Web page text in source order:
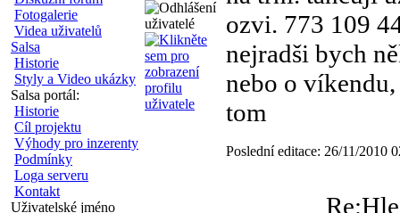
Fotogalerie
Videa uživatelů
Salsa
Historie
Styly a Video ukázky
Salsa portál:
Historie
Cíl projektu
Výhody pro inzerenty
Podmínky
Loga serveru
Kontakt
Uživatelské jméno
ozvi. 773 109
nejradši bych
nebo o
tom
Poslední editace: 26/11/2010